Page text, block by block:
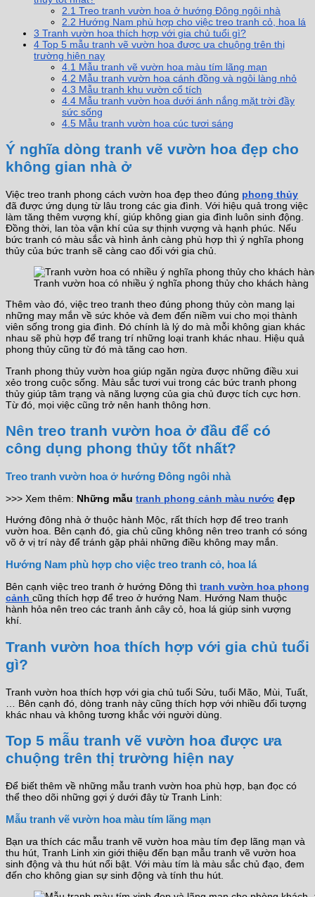
2.1 Treo tranh vườn hoa ở hướng Đông ngôi nhà
2.2 Hướng Nam phù hợp cho việc treo tranh cỏ, hoa lá
3 Tranh vườn hoa thích hợp với gia chủ tuổi gì?
4 Top 5 mẫu tranh vẽ vườn hoa được ưa chuộng trên thị
trường hiện nay
4.1 Mẫu tranh vẽ vườn hoa màu tím lãng mạn
4.2 Mẫu tranh vườn hoa cánh đồng và ngôi làng nhỏ
4.3 Mẫu tranh khu vườn cổ tích
4.4 Mẫu tranh vườn hoa dưới ánh nắng mặt trời đầy
sức sống
4.5 Mẫu tranh vườn hoa cúc tươi sáng
Ý nghĩa dòng tranh vẽ vườn hoa đẹp cho
không gian nhà ở
Việc treo tranh phong cách vườn hoa đẹp theo đúng phong thủy
đã được ứng dụng từ lâu trong các gia đình. Với hiệu quả trong việc
làm tăng thêm vượng khí, giúp không gian gia đình luôn sinh động.
Đồng thời, lan tòa vận khí của sự thịnh vượng và hạnh phúc. Nếu
bức tranh có màu sắc và hình ảnh càng phù hợp thì ý nghĩa phong
thủy của bức tranh sẽ càng cao đối với gia chủ.
Tranh vườn hoa có nhiều ý nghĩa phong thủy cho khách hàng
Thêm vào đó, việc treo tranh theo đúng phong thủy còn mang lại
những may mắn về sức khỏe và đem đến niềm vui cho mọi thành
viên sống trong gia đình. Đó chính là lý do mà mỗi không gian khác
nhau sẽ phù hợp để trang trí những loại tranh khác nhau. Hiệu quả
phong thủy cũng từ đó mà tăng cao hơn.
Tranh phong thủy vườn hoa giúp ngăn ngừa được những điều xui
xẻo trong cuộc sống. Màu sắc tươi vui trong các bức tranh phong
thủy giúp tâm trạng và năng lượng của gia chủ được tích cực hơn.
Từ đó, mọi việc cũng trở nên hanh thông hơn.
Nên treo tranh vườn hoa ở đầu để có
công dụng phong thủy tốt nhất?
Treo tranh vườn hoa ở hướng Đông ngôi nhà
>>> Xem thêm: Những mẫu tranh phong cảnh màu nước đẹp
Hướng đông nhà ở thuộc hành Mộc, rất thích hợp để treo tranh
vườn hoa. Bên cạnh đó, gia chủ cũng không nên treo tranh có sóng
võ ở vị trí này để tránh gặp phải những điều không may mắn.
Hướng Nam phù hợp cho việc treo tranh cỏ, hoa lá
Bên cạnh việc treo tranh ở hướng Đông thì tranh vườn hoa phong
cảnh cũng thích hợp để treo ở hướng Nam. Hướng Nam thuộc
hành hỏa nên treo các tranh ảnh cây cỏ, hoa lá giúp sinh vượng
khí.
Tranh vườn hoa thích hợp với gia chủ tuổi
gì?
Tranh vườn hoa thích hợp với gia chủ tuổi Sửu, tuổi Mão, Mùi, Tuất,
… Bên cạnh đó, dòng tranh này cũng thích hợp với nhiều đối tượng
khác nhau và không tương khắc với người dùng.
Top 5 mẫu tranh vẽ vườn hoa được ưa
chuộng trên thị trường hiện nay
Để biết thêm về những mẫu tranh vườn hoa phù hợp, bạn đọc có
thể theo dõi những gợi ý dưới đây từ Tranh Linh:
Mẫu tranh vẽ vườn hoa màu tím lãng mạn
Bạn ưa thích các mẫu tranh vẽ vườn hoa màu tím đẹp lãng mạn và
thu hút, Tranh Linh xin giới thiệu đến bạn mẫu tranh vẽ vườn hoa
sinh động và thu hút nổi bật. Với màu tím là màu sắc chủ đạo, đem
đến cho không gian sự sinh động và tính thu hút.